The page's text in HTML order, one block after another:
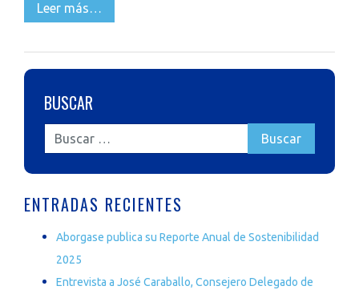
Leer más…
BUSCAR
ENTRADAS RECIENTES
Aborgase publica su Reporte Anual de Sostenibilidad
2025
Entrevista a José Caraballo, Consejero Delegado de